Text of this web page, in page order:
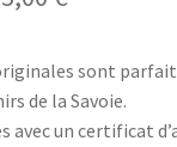
prix :
60,00 €
sont
de la Savoie.
avec un certificat